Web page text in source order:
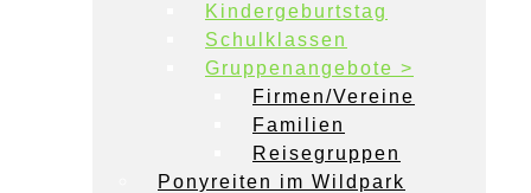
Kindergeburtstag
Schulklassen
Gruppenangebote >
Firmen/Vereine
Familien
Reisegruppen
Ponyreiten im Wildpark